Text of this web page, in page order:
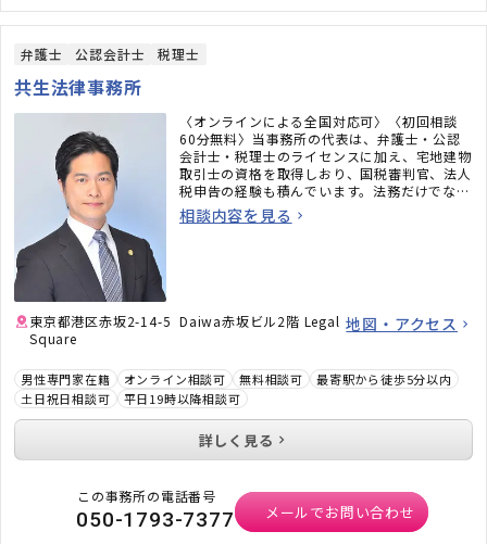
弁護士 公認会計士 税理士
共生法律事務所
〈オンラインによる全国対応可〉〈初回相談
60分無料〉当事務所の代表は、弁護士・公認
会計士・税理士のライセンスに加え、宅地建物
取引士の資格を取得しおり、国税審判官、法人
税申告の経験も積んでいます。法務だけでな
く、税務のことまで考えた包括的なサポートを
ご提供いたします。不動産・相続でお困りの
相談内容を見る
東京都港区赤坂2-14-5 Daiwa赤坂ビル2階 Legal
Square
地図・アクセス
男性専門家在籍 オンライン相談可 無料相談可
最寄駅から徒歩5分以内
土日祝日相談可
平日19時以降相談可
詳しく見る
この事務所の電話番号
050-1793-7377 メールでお問い合わせ